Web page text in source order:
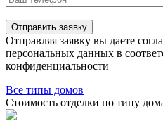
Отправить заявку
Отправляя заявку вы даете
персональных данных в
конфиденциальности
Все типы домов
Стоимость отделки по типу